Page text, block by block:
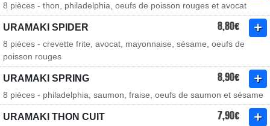
8 pièces - thon, philadelphia, oeufs de poisson rouges et avocat
URAMAKI SPIDER 8,80€
8 pièces - crevette frite, avocat, mayonnaise, sésame, oeufs de
poisson rouges
URAMAKI SPRING 8,90€
8 pièces - philadelphia, saumon, fraise, oeufs de saumon et sésame
URAMAKI THON CUIT 7,90€